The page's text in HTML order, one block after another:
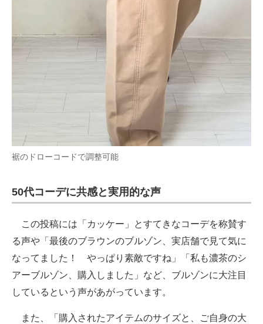
裾のドローコードで調整可能
50代コーデに共感と実用的な声
この投稿には「カッケー」とすてきなコーデを称賛す
る声や「最後のブラウンのブルゾン、実店舗で見て気に
なってました！ やっぱり素敵ですね」「私も濃茶のシ
アーブルゾン、購入しました」など、ブルゾンに大注目
しているという声があがっています。
また、「購入されたアイテムのサイズと、ご自身の大